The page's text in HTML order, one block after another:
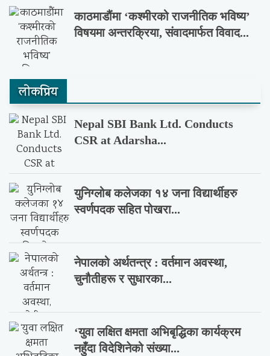
काठमाडौंमा ‘कश्मीरको राजनीतिक भविष्य’
विषयमा अन्तरक्रिया, संवादमार्फत विवाद...
लाेकप्रिय
Nepal SBI Bank Ltd. Conducts
CSR at Adarsha...
युनिग्लोब कलेजका १४ जना विद्यार्थीहरु
स्वर्णपदक सहित पोखरा...
नेपालको अर्थतन्त्र : वर्तमान अवस्था,
चुनौतीहरू र सुधारका...
‘युवा लक्षित क्षमता अभिबृद्धिका कार्यक्रम
नहुँदा विदेशिनेको संख्या...